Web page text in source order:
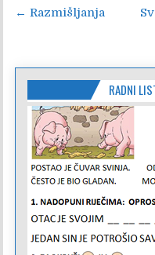
Navigacija
← Razmišljanja
RADNI